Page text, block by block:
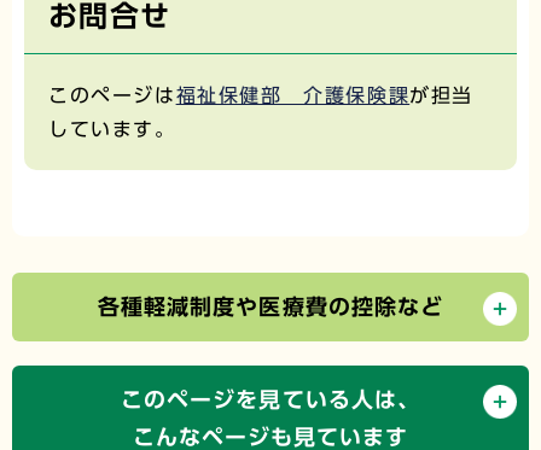
お問合せ
このページは福祉保健部 介護保険課が担当
しています。
各種軽減制度や医療費の控除など
このページを見ている人は、
こんなページも見ています